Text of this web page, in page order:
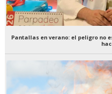
Pantallas en verano: el peligro no